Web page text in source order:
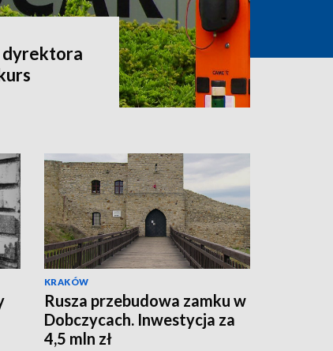
dyrektora
KRAKÓW
Rusza przebudowa zamku w
Dobczycach. Inwestycja za
4,5 mln zł